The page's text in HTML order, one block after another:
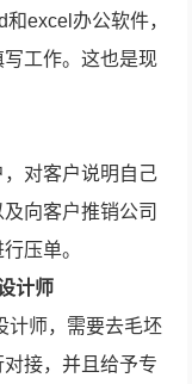
excel办公软件，
工作。这也是现
对客户说明自己
向客户推销公司
压单。
计师
计师，需要去毛坯
接，并且给予专